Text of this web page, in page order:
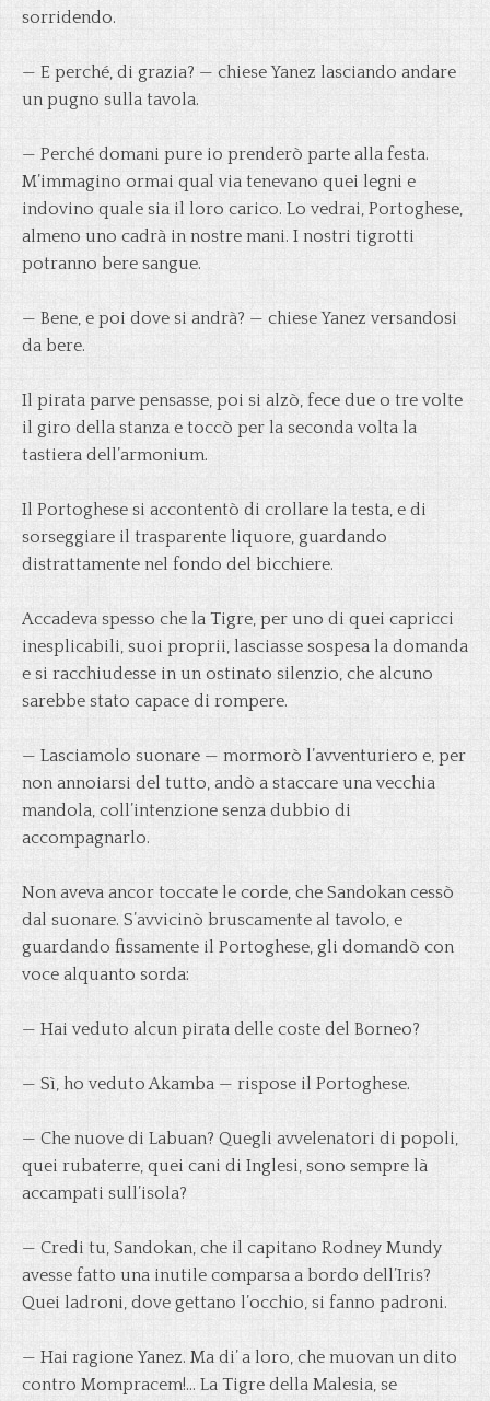
sorridendo.
— E perché, di grazia? — chiese Yanez lasciando andare
un pugno sulla tavola.
— Perché domani pure io prenderò parte alla festa.
M’immagino ormai qual via tenevano quei legni e
indovino quale sia il loro carico. Lo vedrai, Portoghese,
almeno uno cadrà in nostre mani. I nostri tigrotti
potranno bere sangue.
— Bene, e poi dove si andrà? — chiese Yanez versandosi
da bere.
Il pirata parve pensasse, poi si alzò, fece due o tre volte
il giro della stanza e toccò per la seconda volta la
tastiera dell’armonium.
Il Portoghese si accontentò di crollare la testa, e di
sorseggiare il trasparente liquore, guardando
distrattamente nel fondo del bicchiere.
Accadeva spesso che la Tigre, per uno di quei capricci
inesplicabili, suoi proprii, lasciasse sospesa la domanda
e si racchiudesse in un ostinato silenzio, che alcuno
sarebbe stato capace di rompere.
— Lasciamolo suonare — mormorò l’avventuriero e, per
non annoiarsi del tutto, andò a staccare una vecchia
mandola, coll’intenzione senza dubbio di
accompagnarlo.
Non aveva ancor toccate le corde, che Sandokan cessò
dal suonare. S’avvicinò bruscamente al tavolo, e
guardando fissamente il Portoghese, gli domandò con
voce alquanto sorda:
— Hai veduto alcun pirata delle coste del Borneo?
— Sì, ho veduto Akamba — rispose il Portoghese.
— Che nuove di Labuan? Quegli avvelenatori di popoli,
quei rubaterre, quei cani di Inglesi, sono sempre là
accampati sull’isola?
— Credi tu, Sandokan, che il capitano Rodney Mundy
avesse fatto una inutile comparsa a bordo dell’Iris?
Quei ladroni, dove gettano l’occhio, si fanno padroni.
— Hai ragione Yanez. Ma di’ a loro, che muovan un dito
contro Mompracem!… La Tigre della Malesia, se